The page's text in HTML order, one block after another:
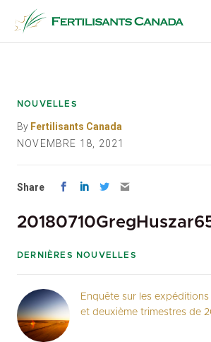
contenu
NOUVELLES
By Fertilisants Canada
NOVEMBRE 18, 2021
Share
DERNIÈRES NOUVELLES
Enquête sur les
et deuxième trimestres de